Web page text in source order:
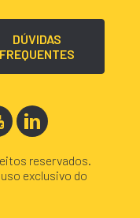
DÚVIDAS
FREQUENTES
reservados.
exclusivo do